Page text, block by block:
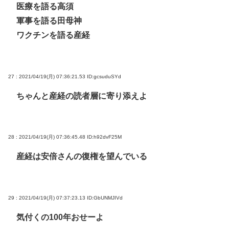
医療を語る高須
軍事を語る田母神
ワクチンを語る産経
27 : 2021/04/19(月) 07:36:21.53 ID:gcsuduSYd
ちゃんと産経の読者層に寄り添えよ
28 : 2021/04/19(月) 07:36:45.48 ID:h92dvF25M
産経は安倍さんの復権を望んでいる
29 : 2021/04/19(月) 07:37:23.13 ID:GbUNMJIVd
気付くの100年おせーよ